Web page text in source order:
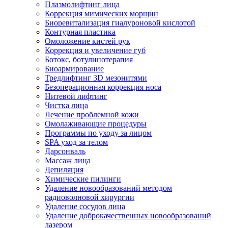
Плазмолифтинг лица
Коррекция мимических морщин
Биоревитализация гиалуроновой кислотой
Контурная пластика
Омоложение кистей рук
Коррекция и увеличение губ
Ботокс, ботулинотерапия
Биоармирование
Тредлифтинг 3D мезонитями
Безоперационная коррекция носа
Нитевой лифтинг
Чистка лица
Лечение проблемной кожи
Омолаживающие процедуры
Программы по уходу за лицом
SPA уход за телом
Дарсонваль
Массаж лица
Депиляция
Химические пилинги
Удаление новообразований методом
радиоволновой хирургии
Удаление сосудов лица
Удаление доброкачественных новообразований
лазером